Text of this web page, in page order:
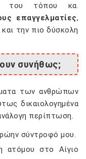
του τόπου κα.
επαγγελματίες,
την πιο δύσκολη
συνήθως;
των ανθρώπων
δικαιολογημένα
περίπτωση.
σύντροφό μου.
ατόμου στο Αίγιο